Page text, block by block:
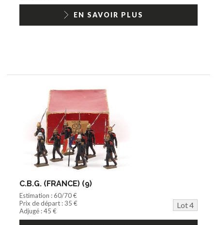
EN SAVOIR PLUS
C.B.G. (FRANCE) (9)
Estimation : 60/70 €
Prix de départ : 35 €
Lot 4
Adjugé : 45 €